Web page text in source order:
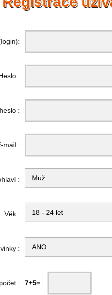
:
:
mail :
:
Věk :
:
: 7+5=